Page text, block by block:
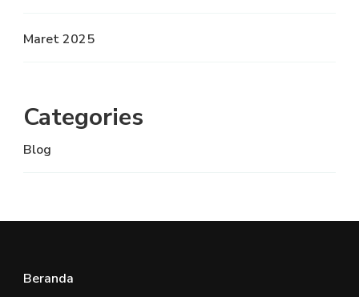
Maret 2025
Categories
Blog
Beranda